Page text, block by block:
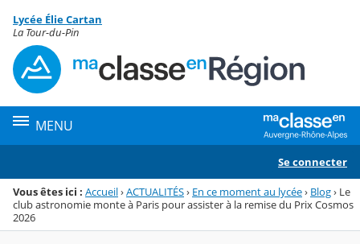
Menu de la rubrique
Contenu
Lycée Élie Cartan
La Tour-du-Pin
MENU
Se connecter
Vous êtes ici : Accueil›ACTUALITÉS› En ce moment au lycée› Blog› Le
club astronomie monte à Paris pour assister à la remise du Prix Cosmos
2026